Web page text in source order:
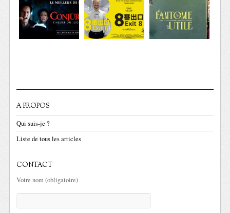
A PROPOS
Qui suis-je ?
Liste de tous les articles
CONTACT
Votre nom (obligatoire)